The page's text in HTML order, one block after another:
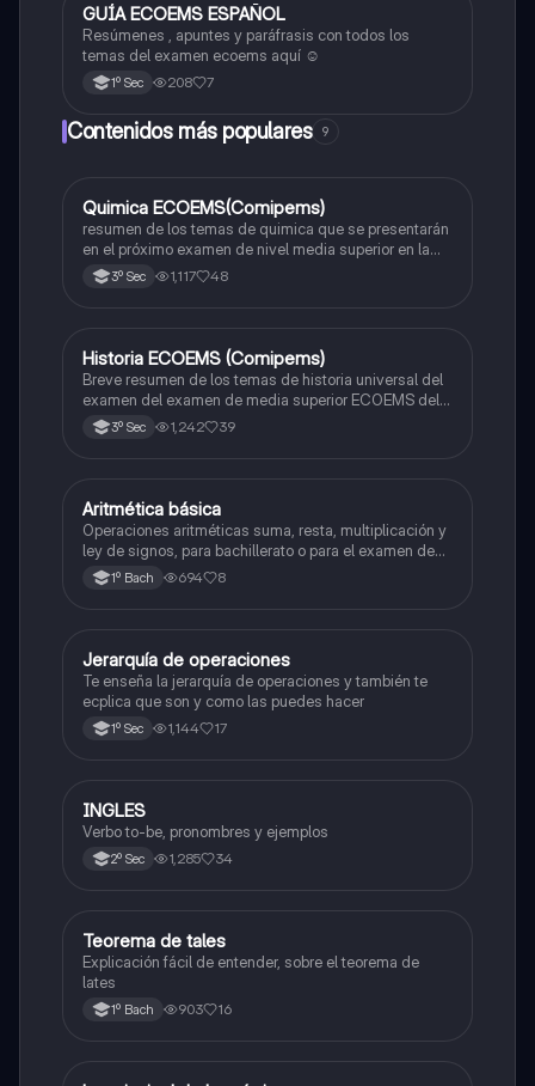
Otros
GUÍA ECOEMS ESPAÑOL
Resúmenes , apuntes y paráfrasis con todos los
temas del examen ecoems aquí ☺️
1º Sec 208 7
Contenidos más populares 9
Química
Quimica ECOEMS(Comipems)
resumen de los temas de quimica que se presentarán
en el próximo examen de nivel media superior en la
zona metropolitana de el valle de México
3º Sec 1,117 48
Historia
Historia ECOEMS (Comipems)
Breve resumen de los temas de historia universal del
examen del examen de media superior ECOEMS del
valle de México
3º Sec 1,242 39
Matemáticas
Aritmética básica
Operaciones aritméticas suma, resta, multiplicación y
ley de signos, para bachillerato o para el examen de
admisión a la universidad
1º Bach 694 8
Matemáticas
Jerarquía de operaciones
Te enseña la jerarquía de operaciones y también te
ecplica que son y como las puedes hacer
1º Sec 1,144 17
Inglés
INGLES
Verbo to-be, pronombres y ejemplos
2º Sec 1,285 34
Matemáticas
Teorema de tales
Explicación fácil de entender, sobre el teorema de
lates
1º Bach 903 16